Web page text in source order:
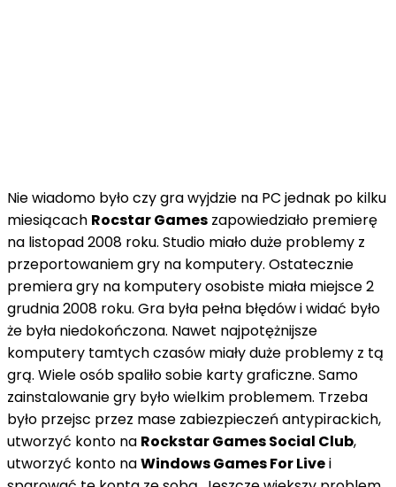
Nie wiadomo było czy gra wyjdzie na PC jednak po kilku
miesiącach Rocstar Games zapowiedziało premierę
na listopad 2008 roku. Studio miało duże problemy z
przeportowaniem gry na komputery. Ostatecznie
premiera gry na komputery osobiste miała miejsce 2
grudnia 2008 roku. Gra była pełna błędów i widać było
że była niedokończona. Nawet najpotężnijsze
komputery tamtych czasów miały duże problemy z tą
grą. Wiele osób spaliło sobie karty graficzne. Samo
zainstalowanie gry było wielkim problemem. Trzeba
było przejsc przez mase zabiezpieczeń antypirackich,
utworzyć konto na Rockstar Games Social Club,
utworzyć konto naWindows Games For Livei